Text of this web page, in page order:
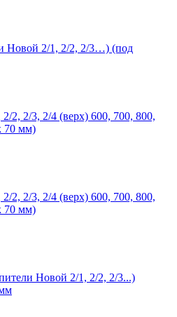
Новой 2/1, 2/2, 2/3…) (под
2, 2/3, 2/4 (верх) 600, 700, 800,
70 мм)
2, 2/3, 2/4 (верх) 600, 700, 800,
70 мм)
Новой 2/1, 2/2, 2/3...)